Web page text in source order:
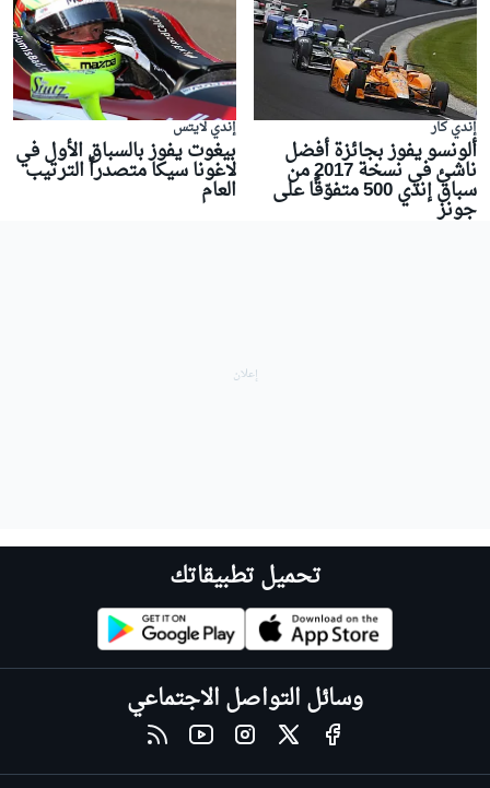
إندي كار
ألونسو يفوز بجائزة أفضل
ناشئ في نسخة 2017 من
سباق إندي 500 متفوّقًا على
جونز
إندي لايتس
بيغوت يفوز بالسباق الأول في
لاغونا سيكا متصدراً الترتيب
العام
تحميل تطبيقاتك
وسائل التواصل الاجتماعي